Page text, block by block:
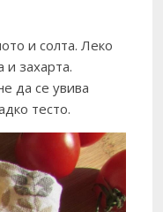
и солта. Леко
и захарта.
да се увива
тесто.